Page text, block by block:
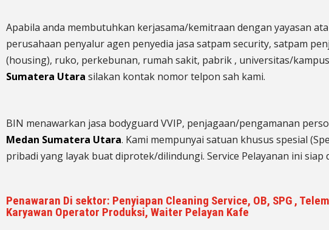
Apabila anda membutuhkan kerjasama/kemitraan dengan yayasan
perusahaan penyaluragen penyedia jasa satpam security, satpam
(housing), ruko, perkebunan, rumah sakit, pabrik , universitas/
Sumatera Utara silakan kontak nomor telpon sah kami.
BIN menawarkan jasa bodyguard VVIP, penjagaan/pengamanan
Medan Sumatera Utara. Kami mempunyai satuan khusus spesial
pribadi yang layak buat diprotek/dilindungi. Service Pelayanan ini siap
Penawaran Di sektor: Penyiapan Cleaning Service, OB, SPG ,
Karyawan Operator Produksi, Waiter Pelayan Kafe